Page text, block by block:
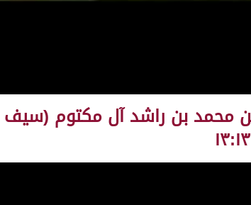
محمد بن راشد آل مكتوم (سيف